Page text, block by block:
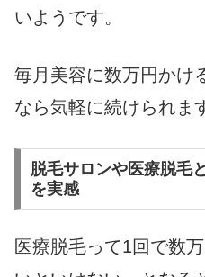
いようです。
毎月美容に数万円かけ
なら気軽に続けられま
脱毛サロンや医療脱毛
を実感
医療脱毛って1回で数